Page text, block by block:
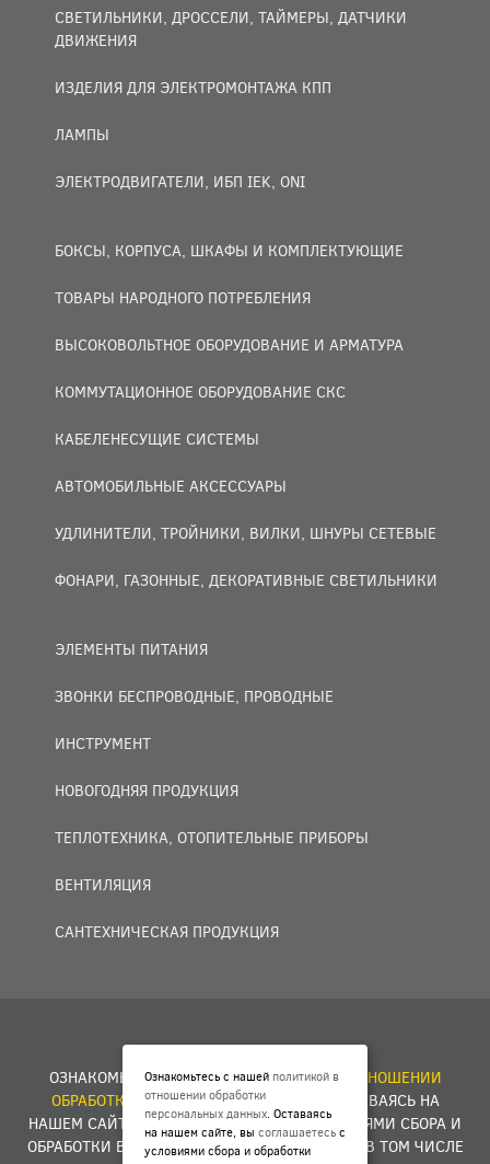
СВЕТИЛЬНИКИ, ДРОССЕЛИ, ТАЙМЕРЫ, ДАТЧИКИ
ДВИЖЕНИЯ
ИЗДЕЛИЯ ДЛЯ ЭЛЕКТРОМОНТАЖА КПП
ЛАМПЫ
ЭЛЕКТРОДВИГАТЕЛИ, ИБП IEK, ONI
БОКСЫ, КОРПУСА, ШКАФЫ И КОМПЛЕКТУЮЩИЕ
ТОВАРЫ НАРОДНОГО ПОТРЕБЛЕНИЯ
ВЫСОКОВОЛЬТНОЕ ОБОРУДОВАНИЕ И АРМАТУРА
КОММУТАЦИОННОЕ ОБОРУДОВАНИЕ СКС
КАБЕЛЕНЕСУЩИЕ СИСТЕМЫ
АВТОМОБИЛЬНЫЕ АКСЕССУАРЫ
УДЛИНИТЕЛИ, ТРОЙНИКИ, ВИЛКИ, ШНУРЫ СЕТЕВЫЕ
ФОНАРИ, ГАЗОННЫЕ, ДЕКОРАТИВНЫЕ СВЕТИЛЬНИКИ
ЭЛЕМЕНТЫ ПИТАНИЯ
ЗВОНКИ БЕСПРОВОДНЫЕ, ПРОВОДНЫЕ
ИНСТРУМЕНТ
НОВОГОДНЯЯ ПРОДУКЦИЯ
ТЕПЛОТЕХНИКА, ОТОПИТЕЛЬНЫЕ ПРИБОРЫ
ВЕНТИЛЯЦИЯ
САНТЕХНИЧЕСКАЯ ПРОДУКЦИЯ
ОЗНАКОМЬТЕСЬ С НАШЕЙПОЛИТИКОЙ В ОТНОШЕНИИ
ОБРАБОТКИ ПЕРСОНАЛЬНЫХ ДАННЫХ
. ОСТАВАЯСЬ НА
НАШЕМ САЙТЕ, ВЫСОГЛАШАЕТЕСЬС УСЛОВИЯМИ СБОРА И
ОБРАБОТКИ ВАШИХ ПЕРСОНАЛЬНЫХ ДАННЫХ, В ТОМ ЧИСЛЕ
Ознакомьтесь с нашей политикой в
отношении обработки
персональных данных. Оставаясь
на нашем сайте, вы соглашаетесь с
условиями сбора и обработки